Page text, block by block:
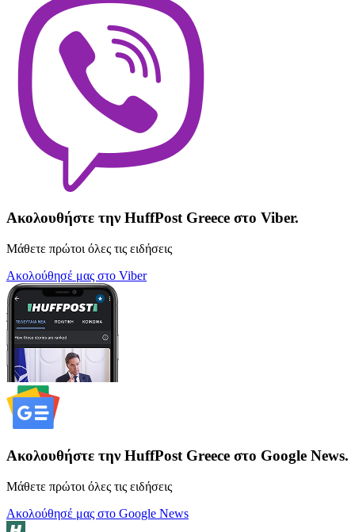
Ακολουθήστε την HuffPost Greece στο Viber.
Μάθετε πρώτοι όλες τις ειδήσεις
Ακολούθησέ μας στο Viber
Ακολουθήστε την HuffPost Greece στο Google News.
Μάθετε πρώτοι όλες τις ειδήσεις
Ακολούθησέ μας στο Google News